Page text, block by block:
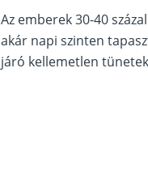
Az emberek 30-40
akár napi szinten
járó kellemetlen